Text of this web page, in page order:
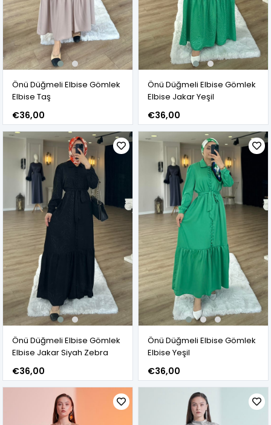
Önü Düğmeli Elbise Gömlek
Elbise Taş
€36,00
Önü Düğmeli Elbise Gömlek
Elbise Jakar Yeşil
€36,00
Önü Düğmeli Elbise Gömlek
Elbise Jakar Siyah Zebra
€36,00
Önü Düğmeli Elbise Gömlek
Elbise Yeşil
€36,00